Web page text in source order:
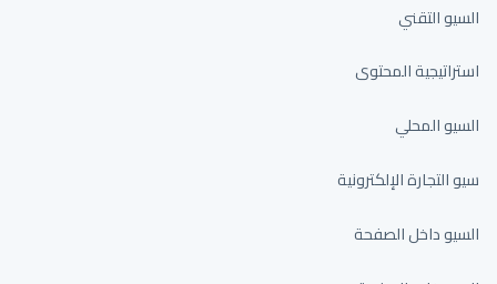
السيو التقني
استراتيجية المحتوى
السيو المحلي
سيو التجارة الإلكترونية
السيو داخل الصفحة